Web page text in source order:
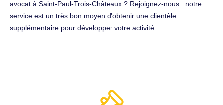
avocat à Saint-Paul-Trois-Châteaux ? Rejoignez-nous : notre
service est un très bon moyen d'obtenir une clientèle
supplémentaire pour développer votre activité.